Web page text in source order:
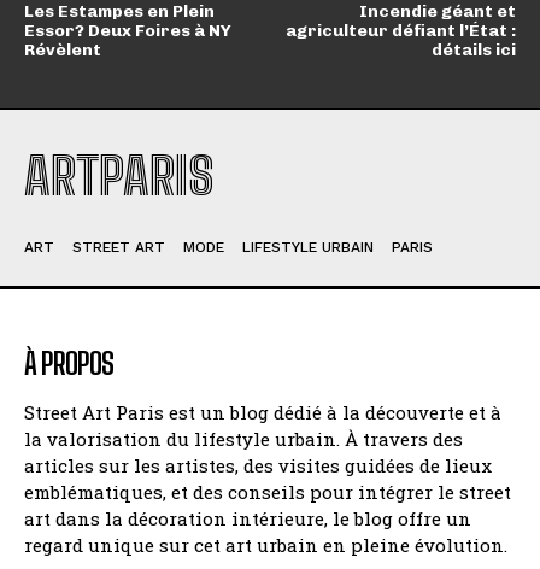
Les Estampes en Plein
Essor? Deux Foires à NY
Révèlent
Incendie géant et
agriculteur défiant l’État :
détails ici
ARTPARIS
ART STREET ART MODE LIFESTYLE URBAIN PARIS
À PROPOS
Street Art Paris est un blog dédié à la découverte et à
la valorisation du lifestyle urbain. À travers des
articles sur les artistes, des visites guidées de lieux
emblématiques, et des conseils pour intégrer le street
art dans la décoration intérieure, le blog offre un
regard unique sur cet art urbain en pleine évolution.